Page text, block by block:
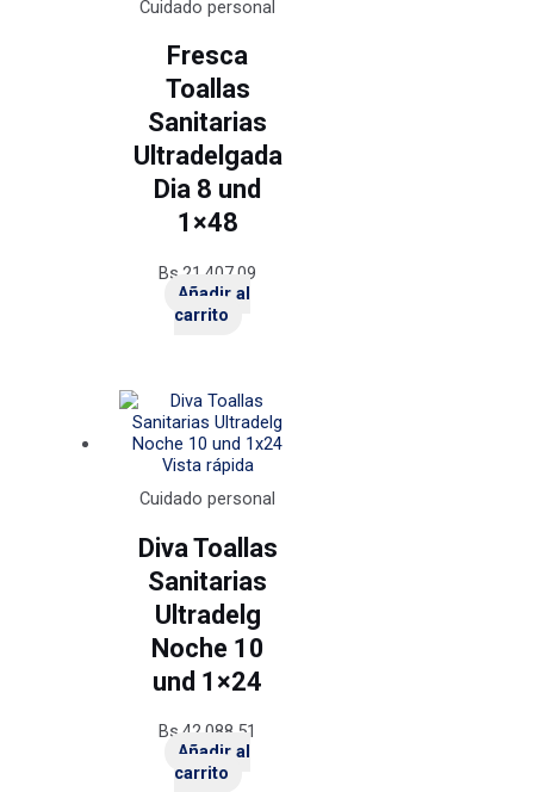
Cuidado personal
Fresca
Toallas
Sanitarias
Ultradelgada
Dia 8 und
1×48
Bs.21.407,09
Añadir al
carrito
Vista rápida
Cuidado personal
Diva Toallas
Sanitarias
Ultradelg
Noche 10
und 1×24
Bs.42.088,51
Añadir al
carrito